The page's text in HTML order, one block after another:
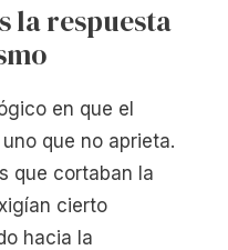
la respuesta
en que el
que no aprieta.
que cortaban la
cierto
hacia la